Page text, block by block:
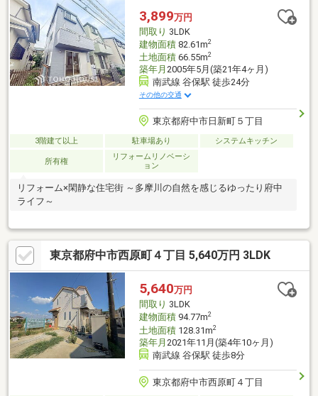
3,899万円
間取り 3LDK
建物面積82.61m2
土地面積66.55m2
築年月 2005年5月(築21年4ヶ月)
南武線 谷保駅 徒歩24分
その他の交通
東京都府中市日新町５丁目
3階建て以上 駐車場あり システムキッチン
所有権
リフォームリノベーシ
ョン
リフォーム×閑静な住宅街 ～多摩川の自然を感じるゆったり府中
ライフ～
東京都府中市西原町４丁目 5,640万円 3LDK
5,640万円
間取り 3LDK
建物面積94.77m2
土地面積128.31m2
築年月 2021年11月(築4年10ヶ月)
南武線 谷保駅 徒歩8分
東京都府中市西原町４丁目